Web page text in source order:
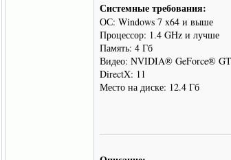
Системные требования:
ОС: Windows 7 x64 и выше
Процессор: 1.4 GHz и лучше
Память: 4 Гб
Видео: NVIDIA® GeForce®
DirectX: 11
Место на диске: 12.4 Гб